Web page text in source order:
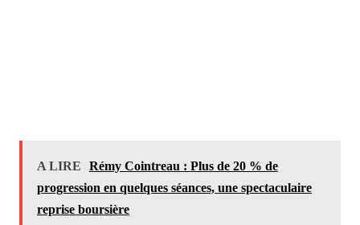
A LIRE
Rémy Cointreau : Plus de 20 % de
progression en quelques séances, une spectaculaire
reprise boursière